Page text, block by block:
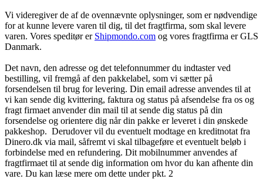
Vi videregiver de af de ovennævnte oplysninger, som er nødvendige
for at kunne levere varen til dig, til det fragtfirma, som skal levere
varen. Vores speditør er Shipmondo.com og vores fragtfirma er GLS
Danmark.
Det navn, den adresse og det telefonnummer du indtaster ved
bestilling, vil fremgå af den pakkelabel, som vi sætter på
forsendelsen til brug for levering. Din email adresse anvendes til at
vi kan sende dig kvittering, faktura og status på afsendelse fra os og
fragt firmaet anvender din mail til at sende dig status på din
forsendelse og orientere dig når din pakke er leveret i din ønskede
pakkeshop. Derudover vil du eventuelt modtage en kreditnotat fra
Dinero.dk via mail, såfremt vi skal tilbageføre et eventuelt beløb i
forbindelse med en refundering. Dit mobilnummer anvendes af
fragtfirmaet til at sende dig information om hvor du kan afhente din
vare. Du kan læse mere om dette under pkt. 2